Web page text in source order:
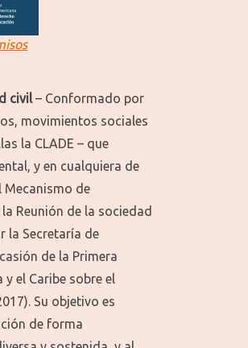
civil– Conformado por
movimientos sociales
la CLADE – que
y en cualquiera de
Mecanismo de
Reunión de la sociedad
la Secretaría de
de la Primera
y el Caribe sobre el
Su objetivo es
de forma